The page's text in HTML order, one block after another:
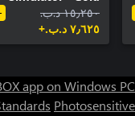
Edition
١٥٫٢٥٠ د.ب.‏
٧٫٦٢٥ د.ب.‏+
app on Windows PC
Photosensitive